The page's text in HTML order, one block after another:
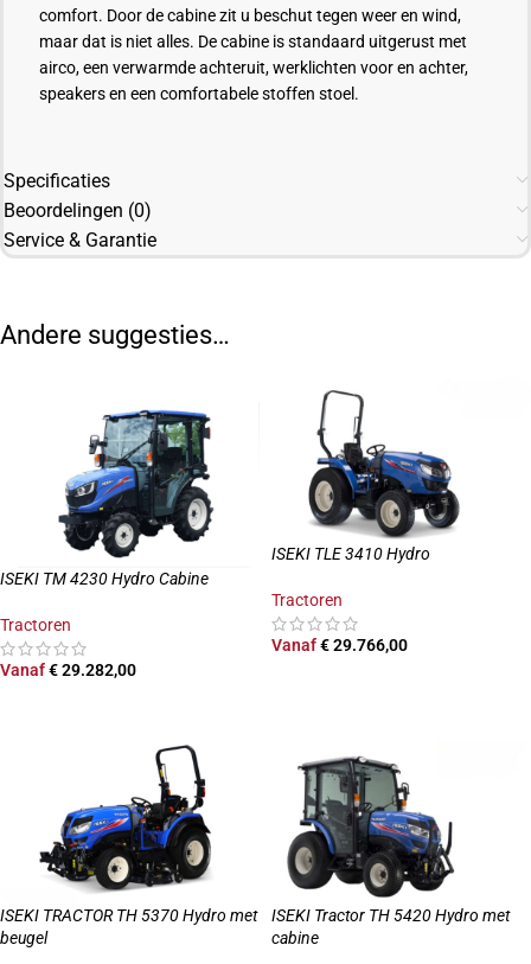
comfort. Door de cabine zit u beschut tegen weer en wind,
maar dat is niet alles. De cabine is standaard uitgerust met
airco, een verwarmde achteruit, werklichten voor en achter,
speakers en een comfortabele stoffen stoel.
Specificaties
Beoordelingen (0)
Service & Garantie
Andere suggesties…
ISEKI TM 4230 Hydro Cabine
Tractoren
Vanaf€29.282,00
ISEKI TLE 3410 Hydro
Tractoren
Vanaf€29.766,00
ISEKI TRACTOR TH 5370 Hydro met
beugel
ISEKI Tractor TH 5420 Hydro met
cabine